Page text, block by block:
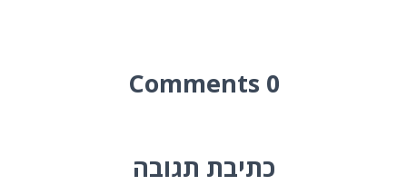
0 Comments
כתיבת תגובה